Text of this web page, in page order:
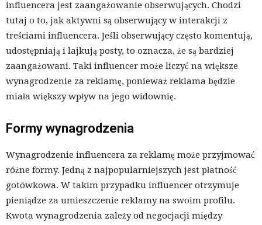
influencera jest zaangażowanie obserwujących. Chodzi
tutaj o to, jak aktywni są obserwujący w interakcji z
treściami influencera. Jeśli obserwujący często komentują,
udostępniają i lajkują posty, to oznacza, że są bardziej
zaangażowani. Taki influencer może liczyć na większe
wynagrodzenie za reklamę, ponieważ reklama będzie
miała większy wpływ na jego widownię.
Formy wynagrodzenia
Wynagrodzenie influencera za reklamę może przyjmować
różne formy. Jedną z najpopularniejszych jest płatność
gotówkowa. W takim przypadku influencer otrzymuje
pieniądze za umieszczenie reklamy na swoim profilu.
Kwota wynagrodzenia zależy od negocjacji między